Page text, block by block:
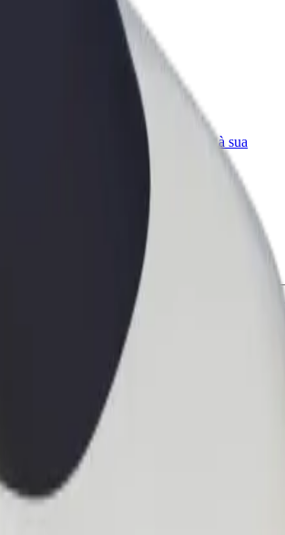
Bolt for Business
Produtos da Bolt ajustados à sua
à tua viagem.